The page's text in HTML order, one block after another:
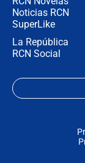
Noticias RCN
SuperLike
La República
RCN Social